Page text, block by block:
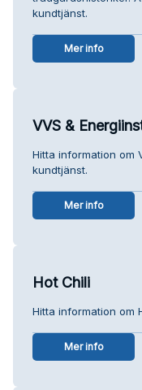
kundtjänst.
Mer info
VVS &
Hitta information om
kundtjänst.
Mer info
Hot Chili
Hitta information om
Mer info